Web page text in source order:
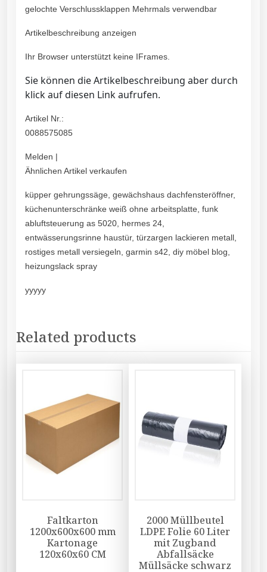
gelochte Verschlussklappen Mehrmals verwendbar
Artikelbeschreibung anzeigen
Ihr Browser unterstützt keine IFrames.
Sie können die Artikelbeschreibung aber durch
klick auf diesen Link aufrufen.
Artikel Nr.:
0088575085
Melden |
Ähnlichen Artikel verkaufen
küpper gehrungssäge, gewächshaus dachfensteröffner,
küchenunterschränke weiß ohne arbeitsplatte, funk
abluftsteuerung as 5020, hermes 24,
entwässerungsrinne haustür, türzargen lackieren metall,
rostiges metall versiegeln, garmin s42, diy möbel blog,
heizungslack spray
yyyyy
Related products
Faltkarton
1200x600x600 mm
Kartonage
120x60x60 CM
2000 Müllbeutel
LDPE Folie 60 Liter
mit Zugband
Abfallsäcke
Müllsäcke schwarz